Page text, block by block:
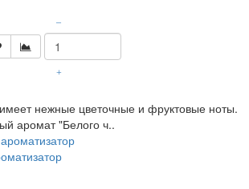
–
+
нежные цветочные и фруктовые ноты.
аромат "Белого ч..